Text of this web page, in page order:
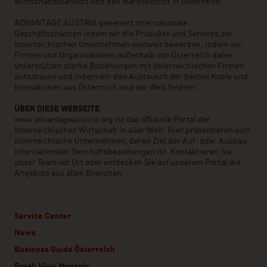
Wirtschaftsstandort und den Markteintritt in Österreich.
ADVANTAGE AUSTRIA generiert internationale
Geschäftschancen indem wir die Produkte und Services der
österreichischen Unternehmen weltweit bewerben, indem wir
Firmen und Organisationen außerhalb von Österreich dabei
unterstützen starke Beziehungen mit österreichischen Firmen
aufzubauen und indem wir den Austausch der besten Köpfe und
Innovationen aus Österreich und der Welt fördern.
ÜBER DIESE WEBSEITE
www.advantageaustria.org ist das offizielle Portal der
österreichischen Wirtschaft in aller Welt. Hier präsentieren sich
österreichische Unternehmen, deren Ziel der Auf- bzw. Ausbau
internationaler Geschäftsbeziehungen ist. Kontaktieren Sie
unser Team vor Ort oder entdecken Sie auf unserem Portal die
Angebote aus allen Branchen.
Service Center
News
Business Guide Österreich